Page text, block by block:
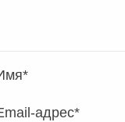
*
адрес*